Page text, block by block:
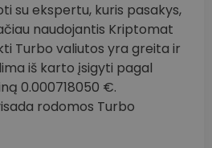
su ekspertu, kuris pasakys,
naudojantis Kriptomat
Turbo valiutos yra greita ir
iš karto įsigyti pagal
0.000718050 €.
rodomos Turbo